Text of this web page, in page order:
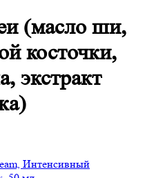
(масло ши,
косточки,
экстракт